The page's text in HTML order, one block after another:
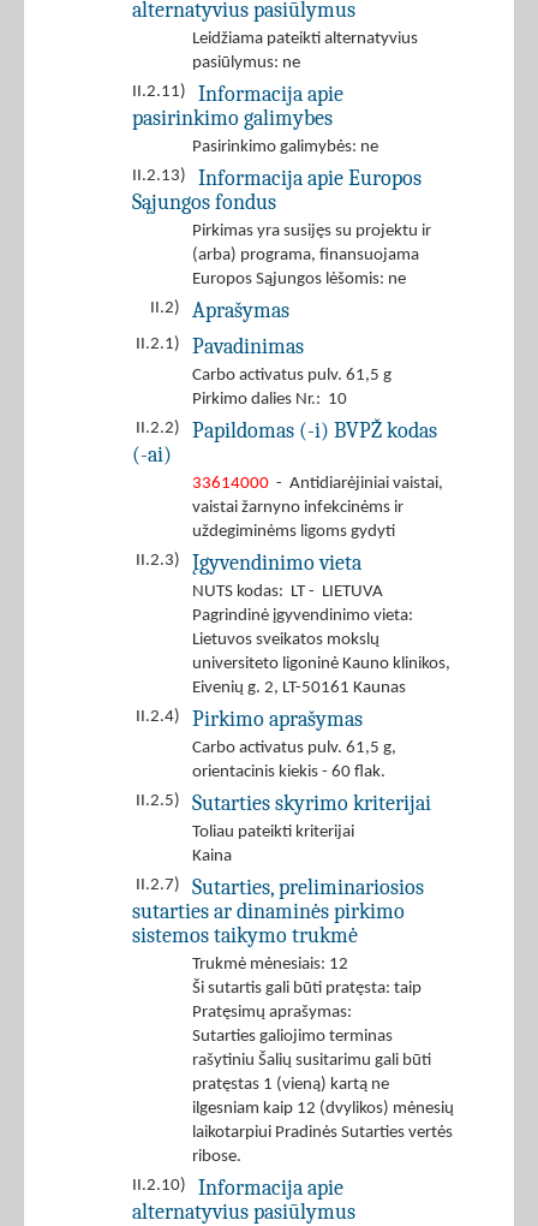
alternatyvius pasiūlymus
Leidžiama pateikti alternatyvius
pasiūlymus: ne
II.2.11)
Informacija apie
pasirinkimo galimybes
Pasirinkimo galimybės: ne
II.2.13)
Informacija apie Europos
Sąjungos fondus
Pirkimas yra susijęs su projektu ir
(arba) programa, finansuojama
Europos Sąjungos lėšomis: ne
II.2)
Aprašymas
II.2.1) Pavadinimas
Carbo activatus pulv. 61,5 g
Pirkimo dalies Nr.: 10
II.2.2)
Papildomas (-i) BVPŽ kodas
(-ai)
33614000 - Antidiarėjiniai vaistai,
vaistai žarnyno infekcinėms ir
uždegiminėms ligoms gydyti
II.2.3)
Įgyvendinimo vieta
NUTS kodas: LT - LIETUVA
Pagrindinė įgyvendinimo vieta:
Lietuvos sveikatos mokslų
universiteto ligoninė Kauno klinikos,
Eivenių g. 2, LT-50161 Kaunas
II.2.4)
Pirkimo aprašymas
Carbo activatus pulv. 61,5 g,
orientacinis kiekis - 60 flak.
II.2.5)
Sutarties skyrimo kriterijai
Toliau pateikti kriterijai
Kaina
II.2.7)
Sutarties, preliminariosios
sutarties ar dinaminės pirkimo
sistemos taikymo trukmė
Trukmė mėnesiais: 12
Ši sutartis gali būti pratęsta: taip
Pratęsimų aprašymas:
Sutarties galiojimo terminas
rašytiniu Šalių susitarimu gali būti
pratęstas 1 (vieną) kartą ne
ilgesniam kaip 12 (dvylikos) mėnesių
laikotarpiui Pradinės Sutarties vertės
ribose.
II.2.10)
Informacija apie
alternatyvius pasiūlymus